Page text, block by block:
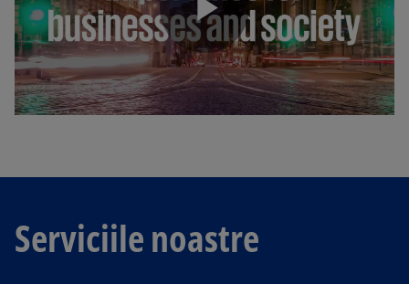
P
a
Serviciile noastre